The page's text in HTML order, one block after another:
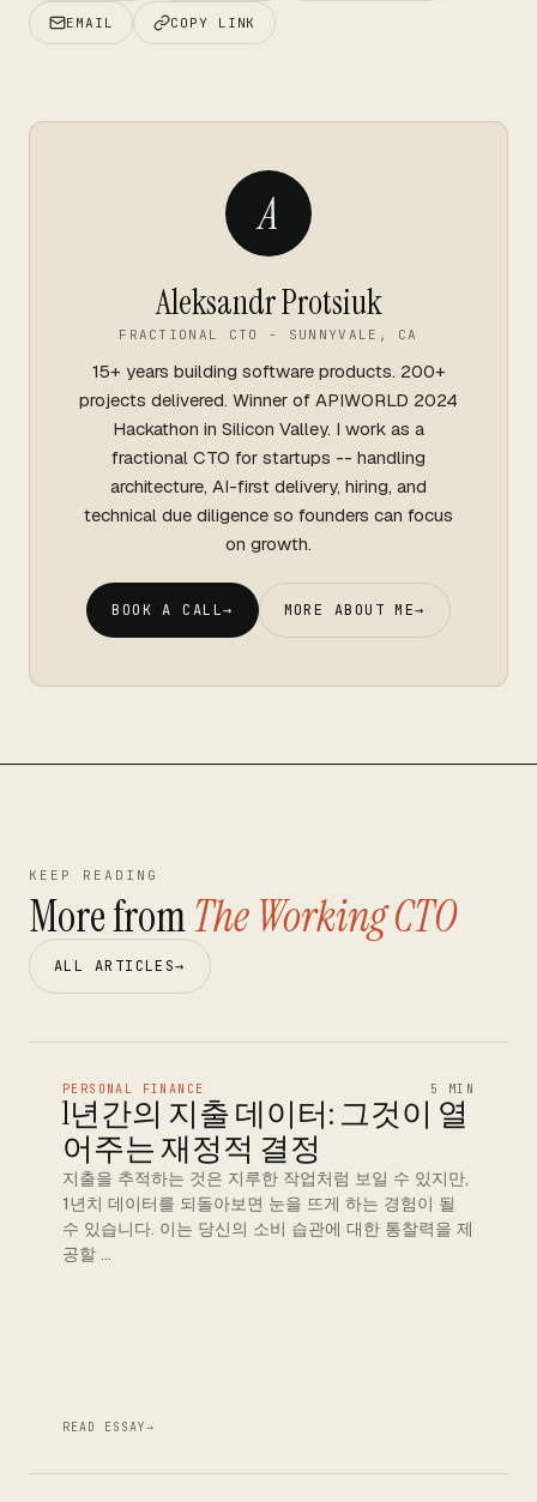
EMAIL COPY LINK
A
Aleksandr Protsiuk
FRACTIONAL CTO - SUNNYVALE, CA
15+ years building software products. 200+
projects delivered. Winner of APIWORLD 2024
Hackathon in Silicon Valley. I work as a
fractional CTO for startups -- handling
architecture, AI-first delivery, hiring, and
technical due diligence so founders can focus
on growth.
BOOK A CALL→ MORE ABOUT ME→
KEEP READING
More fromThe Working CTO
ALL ARTICLES→
PERSONAL FINANCE 5 MIN
1년간의 지출 데이터: 그것이 열
어주는 재정적 결정
지출을 추적하는 것은 지루한 작업처럼 보일 수 있지만,
1년치 데이터를 되돌아보면 눈을 뜨게 하는 경험이 될
수 있습니다. 이는 당신의 소비 습관에 대한 통찰력을 제
공할 …
READ ESSAY→